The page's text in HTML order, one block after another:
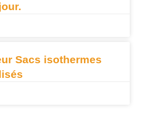
Sacs isothermes